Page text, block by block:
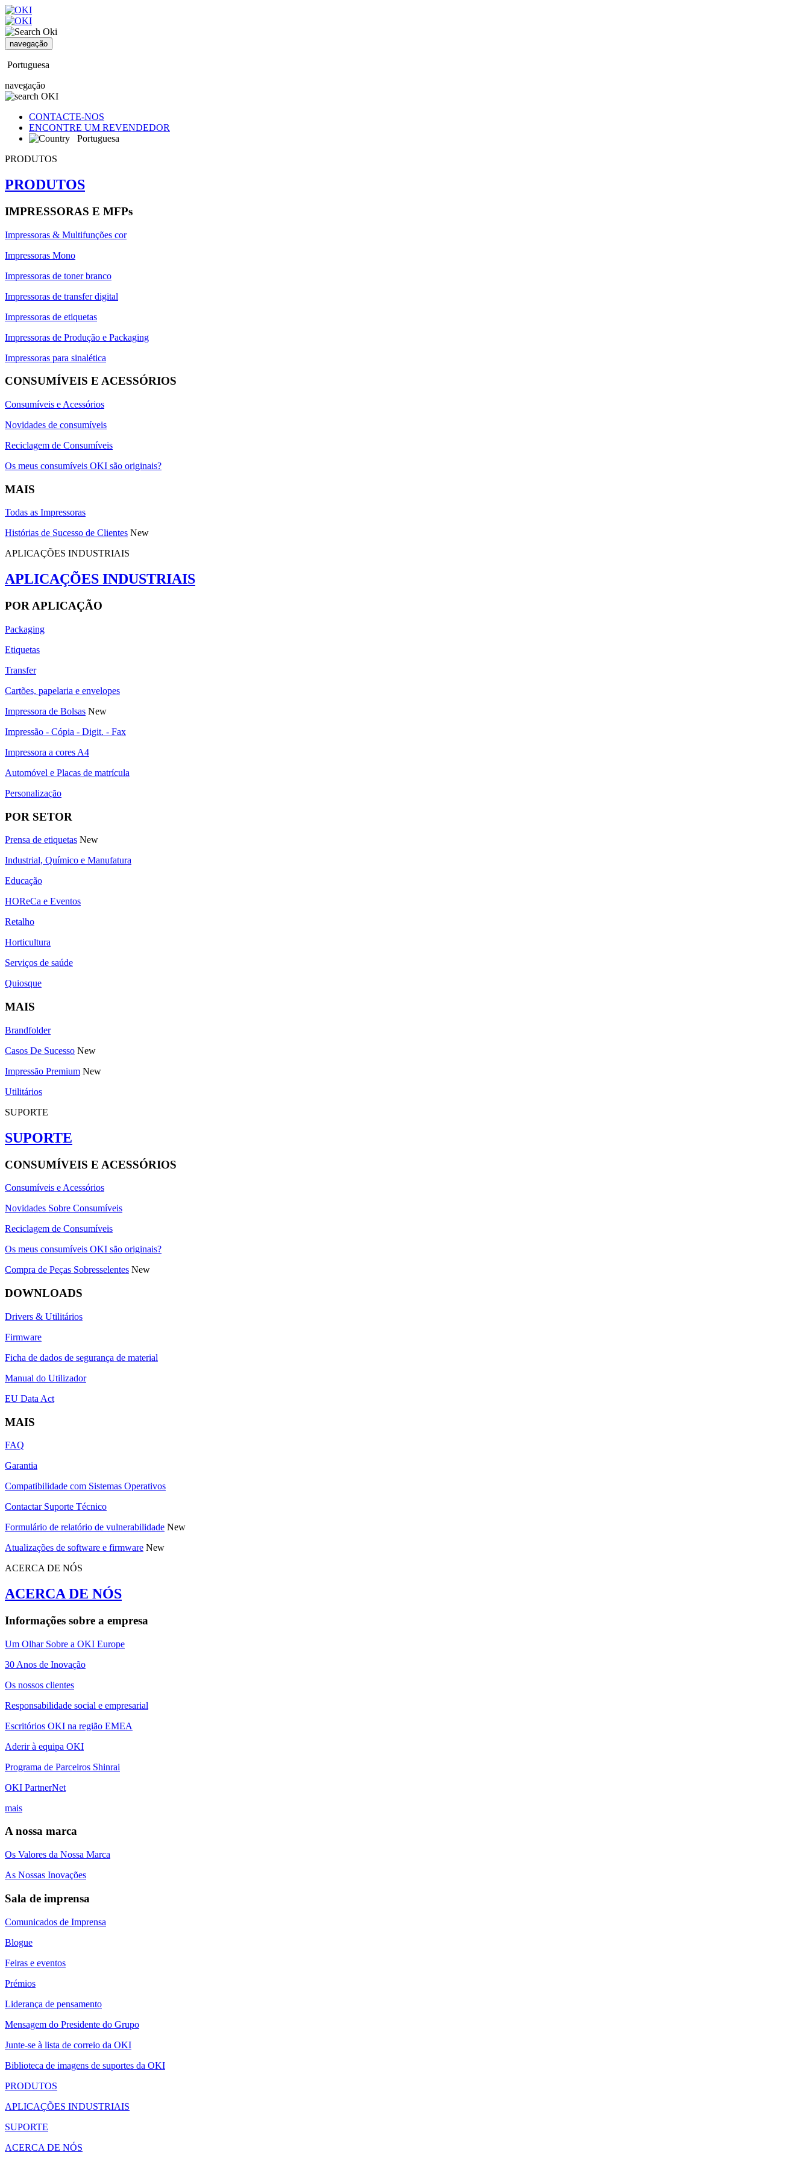
navegação
Portuguesa
navegação
CONTACTE-NOS
ENCONTRE UM REVENDEDOR
Portuguesa
PRODUTOS
PRODUTOS
IMPRESSORAS E MFPs
Impressoras & Multifunções cor
Impressoras Mono
Impressoras de toner branco
Impressoras de transfer digital
Impressoras de etiquetas
Impressoras de Produção e Packaging
Impressoras para sinalética
CONSUMÍVEIS E ACESSÓRIOS
Consumíveis e Acessórios
Novidades de consumíveis
Reciclagem de Consumíveis
Os meus consumíveis OKI são originais?
MAIS
Todas as Impressoras
Histórias de Sucesso de Clientes New
APLICAÇÕES INDUSTRIAIS
APLICAÇÕES INDUSTRIAIS
POR APLICAÇÃO
Packaging
Etiquetas
Transfer
Cartões, papelaria e envelopes
Impressora de Bolsas New
Impressão - Cópia - Digit. - Fax
Impressora a cores A4
Automóvel e Placas de matrícula
Personalização
POR SETOR
Prensa de etiquetas New
Industrial, Químico e Manufatura
Educação
HOReCa e Eventos
Retalho
Horticultura
Serviços de saúde
Quiosque
MAIS
Brandfolder
Casos De Sucesso New
Impressão Premium New
Utilitários
SUPORTE
SUPORTE
CONSUMÍVEIS E ACESSÓRIOS
Consumíveis e Acessórios
Novidades Sobre Consumíveis
Reciclagem de Consumíveis
Os meus consumíveis OKI são originais?
Compra de Peças Sobresselentes New
DOWNLOADS
Drivers & Utilitários
Firmware
Ficha de dados de segurança de material
Manual do Utilizador
EU Data Act
MAIS
FAQ
Garantia
Compatibilidade com Sistemas Operativos
Contactar Suporte Técnico
Formulário de relatório de vulnerabilidade New
Atualizações de software e firmware New
ACERCA DE NÓS
ACERCA DE NÓS
Informações sobre a empresa
Um Olhar Sobre a OKI Europe
30 Anos de Inovação
Os nossos clientes
Responsabilidade social e empresarial
Escritórios OKI na região EMEA
Aderir à equipa OKI
Programa de Parceiros Shinrai
OKI PartnerNet
mais
A nossa marca
Os Valores da Nossa Marca
As Nossas Inovações
Sala de imprensa
Comunicados de Imprensa
Blogue
Feiras e eventos
Prémios
Liderança de pensamento
Mensagem do Presidente do Grupo
Junte-se à lista de correio da OKI
Biblioteca de imagens de suportes da OKI
PRODUTOS
APLICAÇÕES INDUSTRIAIS
SUPORTE
ACERCA DE NÓS